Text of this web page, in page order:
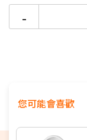
6期
12期
-
您可能會喜歡